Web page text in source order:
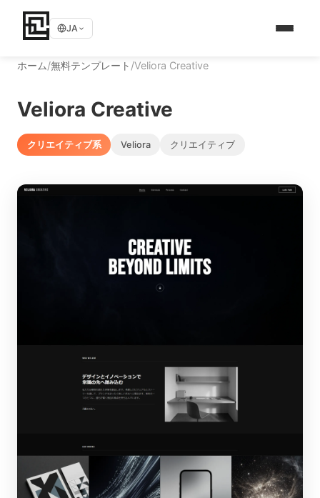
JA
ホーム/無料テンプレート /Veliora Creative
Veliora Creative
クリエイティブ系 Veliora クリエイティブ